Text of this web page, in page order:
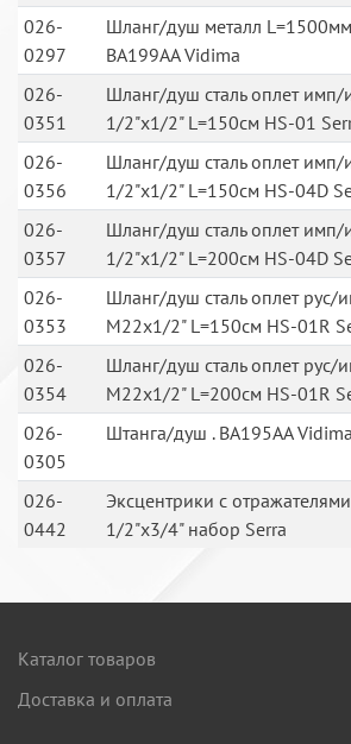
026-
0297
Шланг/душ металл L=1500мм
BA199AA Vidima
026-
0351
Шланг/душ сталь оплет имп/
1/2"х1/2" L=150см HS-01
026-
0356
Шланг/душ сталь оплет имп/
1/2"х1/2" L=150см HS-04D
026-
0357
Шланг/душ сталь оплет имп/
1/2"х1/2" L=200см HS-04D
026-
0353
Шланг/душ сталь оплет рус/
М22х1/2" L=150см HS-01R
026-
0354
Шланг/душ сталь оплет рус/
М22х1/2" L=200см HS-01R
026-
0305
Штанга/душ . BA195AA Vidima
026-
0442
Эксцентрики с отражателями
1/2"х3/4" набор Serra
Каталог товаров
Доставка и оплата